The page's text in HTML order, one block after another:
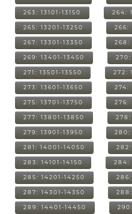
263: 13101-13150 264:
265: 13201-13250 266:
267: 13301-13350 268:
269: 13401-13450 270:
271: 13501-13550 272:
273: 13601-13650 274:
275: 13701-13750 276:
277: 13801-13850 278:
279: 13901-13950 280:
281: 14001-14050 282:
283: 14101-14150 284:
285: 14201-14250
287: 14301-14350
289: 14401-14450